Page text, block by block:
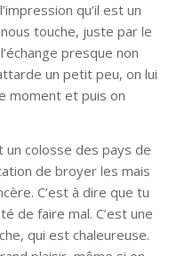
qu’il est un
touche, juste par le
presque non
un petit peu, on lui
moment et puis on
un colosse des pays de
de broyer les mais
C’est à dire que tu
de faire mal. C’est une
qui est chaleureuse.